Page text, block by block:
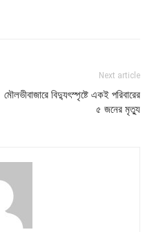
Next article
মৌলভীবাজারে বিদ্যুৎস্পৃষ্টে একই পরিবারের
৫ জনের মৃত্যু